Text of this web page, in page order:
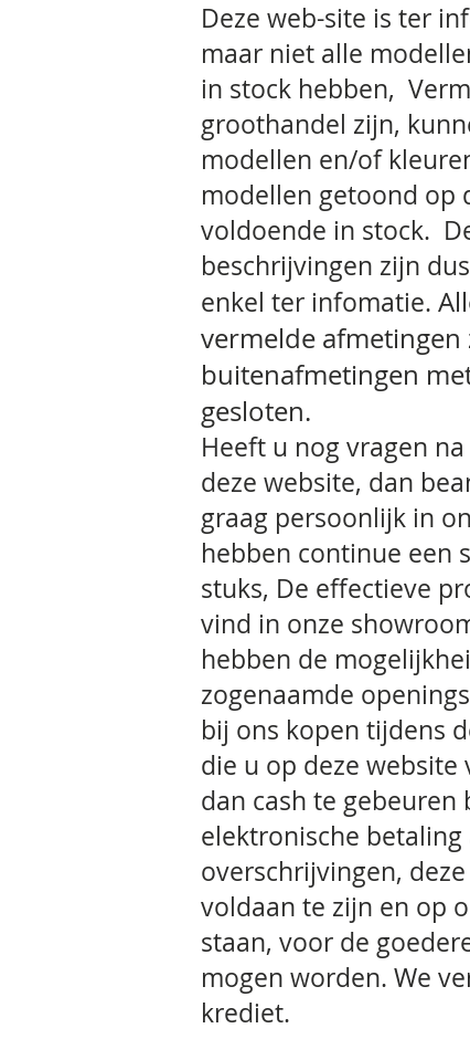
Deze web-site is ter
maar niet alle
in stock hebben,
groothandel zijn,
modellen en/of
modellen getoond op
voldoende in stock.
beschrijvingen zijn
enkel ter infomatie.
vermelde afmetingen
buitenafmetingen
gesloten.
Heeft u nog vragen
deze website, dan
graag persoonlijk in
hebben continue een
stuks, De effectieve
vind in onze
hebben de
zogenaamde
bij ons kopen tijdens
die u op deze
dan cash te gebeuren
elektronische
overschrijvingen,
voldaan te zijn en op
staan, voor de
mogen worden. We
krediet.